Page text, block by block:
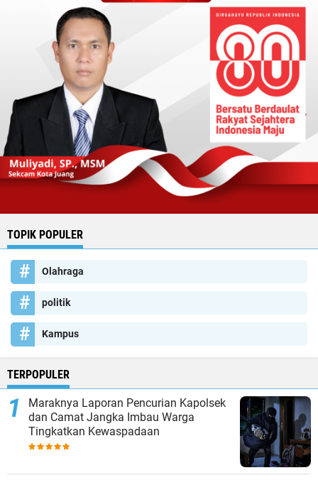
TOPIK POPULER
Olahraga
politik
Kampus
TERPOPULER
Maraknya Laporan Pencurian Kapolsek
dan Camat Jangka Imbau Warga
Tingkatkan Kewaspadaan